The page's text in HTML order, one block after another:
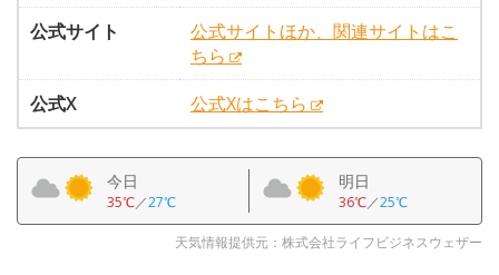
公式サイト
公式サイトほか、関連サイトはこ
ちら
公式X
公式Xはこちら
今日
35℃／27℃
明日
36℃／25℃
天気情報提供元：株式会社ライフビジネスウェザー